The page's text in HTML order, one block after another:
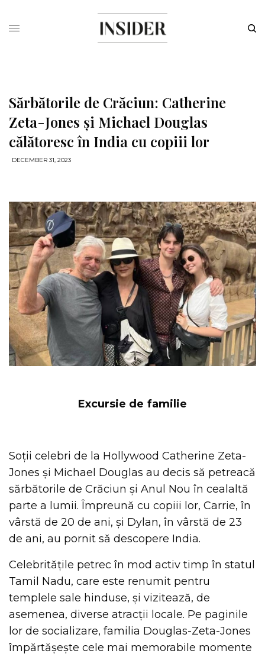
Sărbătorile de Crăciun: Catherine
Zeta-Jones și Michael Douglas
călătoresc în India cu copiii lor
DECEMBER 31, 2023
Excursie de familie
Soții celebri de la Hollywood Catherine Zeta-
Jones și Michael Douglas au decis să petreacă
sărbătorile de Crăciun și Anul Nou în cealaltă
parte a lumii. Împreună cu copiii lor, Carrie, în
vârstă de 20 de ani, și Dylan, în vârstă de 23
de ani, au pornit să descopere India.
Celebritățile petrec în mod activ timp în statul
Tamil Nadu, care este renumit pentru
templele sale hinduse, și vizitează, de
asemenea, diverse atracții locale. Pe paginile
lor de socializare, familia Douglas-Zeta-Jones
împărtășește cele mai memorabile momente